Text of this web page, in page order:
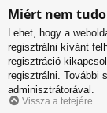
Miért nem
Lehet, hogy a
regisztrálni kívánt
regisztráció
regisztrálni. További
adminisztrátorával.
Vissza a tetejére